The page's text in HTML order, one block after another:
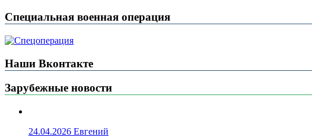
Специальная военная операция
Наши Вконтакте
Зарубежные новости
24.04.2026 Евгений